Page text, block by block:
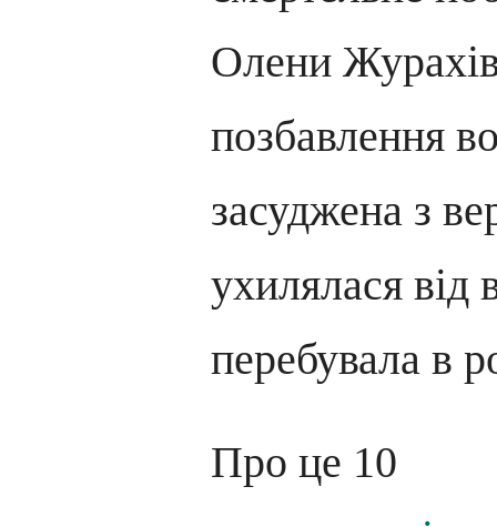
Олени
позбавлення
засуджена з
ухилялася від
перебувала в
Про це 10